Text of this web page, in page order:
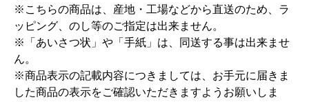
※こちらの商品は、産地・工場などから直送のため、ラ
ッピング、のし等のご指定は出来ません。
※「あいさつ状」や「手紙」は、同送する事は出来ませ
ん。
※商品表示の記載内容につきましては、お手元に届きま
した商品の表示をご確認いただきますようお願いしま